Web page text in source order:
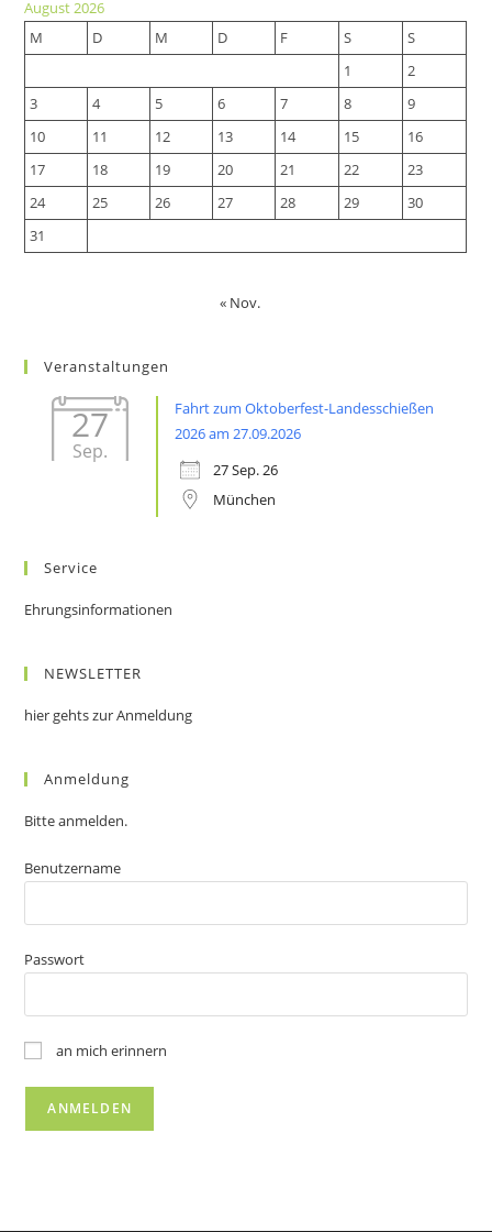
tab
new
tab
August 2026
M
D M D F S
S
1
2
3
4 5 6 7 8
9
10
11 12 13 14 15
16
17
18 19 20 21 22
23
24
25 26 27 28 29
30
31
« Nov.
Veranstaltungen
27
Sep.
Fahrt zum Oktoberfest-Landesschießen
2026 am 27.09.2026
27 Sep. 26
München
Service
Ehrungsinformationen
NEWSLETTER
hier gehts zur Anmeldung
Anmeldung
Bitte anmelden.
Benutzername
Passwort
an mich erinnern